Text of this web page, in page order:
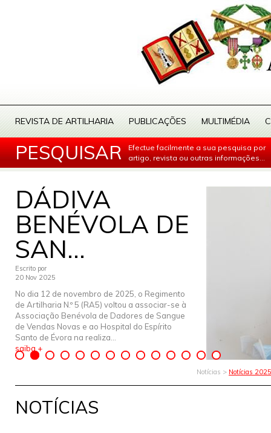
REVISTA DE ARTILHARIA PUBLICAÇÕES MULTIMÉDIA
PESQUISAR
Efectue facilmente a sua pesquisa por
artigo, revista ou outras informações...
DÁDIVA
BENÉVOLA DE
SAN...
Escrito por
20 Nov 2025
No dia 12 de novembro de 2025, o Regimento
de Artilharia N.º 5 (RA5) voltou a associar-se à
Associação Benévola de Dadores de Sangue
de Vendas Novas e ao Hospital do Espírito
Santo de Évora na realiza...
saiba +
Notícias > Notícias 2025
NOTÍCIAS